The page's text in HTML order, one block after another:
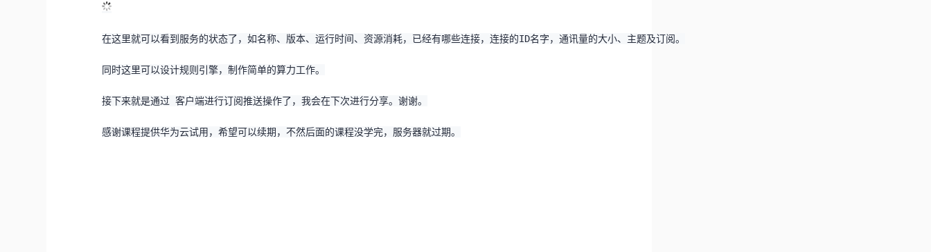
在这里就可以看到服务的状态了，如名称、版本、运行时间、资源消耗，已经有哪些连接，连接的ID名字，通讯量的大小、主题及订阅。
同时这里可以设计规则引擎，制作简单的算力工作。
接下来就是通过 客户端进行订阅推送操作了，我会在下次进行分享。谢谢。
感谢课程提供华为云试用，希望可以续期，不然后面的课程没学完，服务器就过期。